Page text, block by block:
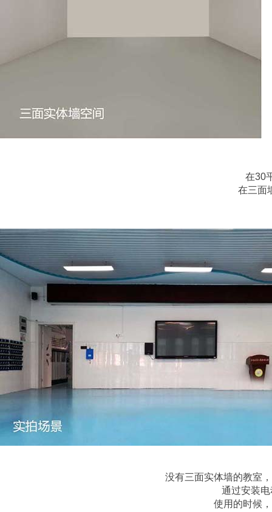
在30
在三面
没有三面实体墙的教室
通过安装
使用的时候